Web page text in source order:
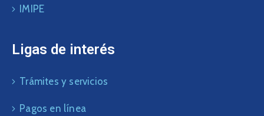
IMIPE
Ligas de interés
Trámites y servicios
Pagos en línea